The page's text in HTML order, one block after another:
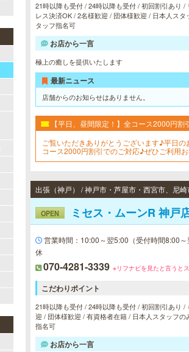
21時以降も受付 / 24時以降も受付 / 初回割引あり /
レス決済OK / 2名様歓迎 / 団体様歓迎 / 日本人ス
タッフ指名可
お店から一言
極上の癒しを提供いたします
最新ニュース
店舗からのお知らせはありません。
【平日、昼間限定！】全コース2000円割
ご覧いただきありがとうございます♪平日
コース2000円割引でのご対応♪ぜひご利用
フリーでのご予約のみとなっております。
OPEN ミセス・ムーンR 神戸
営業時間：10:00～翌5:00（受付時間8:00～
休
070-4281-3339 ※リフナビを見たと言うと
こだわりポイント
21時以降も受付 / 24時以降も受付 / 初回割引あり /
迎 / 団体様歓迎 / 有資格者在籍 / 日本人スタッフ
指名可
お店から一言